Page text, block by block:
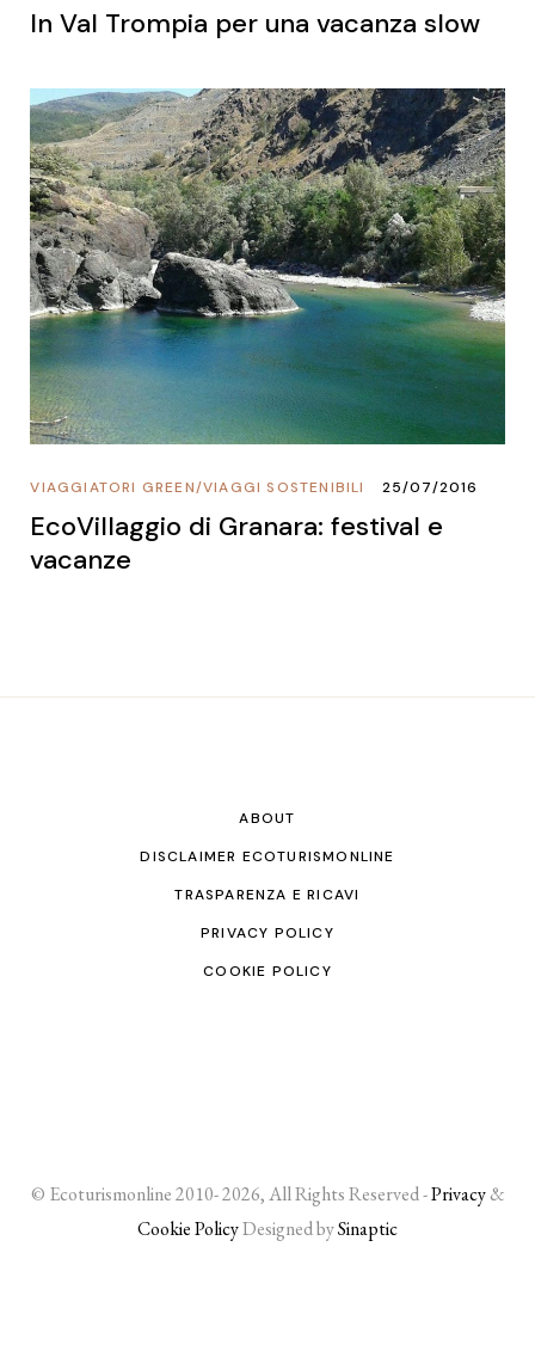
In Val Trompia per una vacanza slow
VIAGGI SOSTENIBILI
/
VIAGGIATORI GREEN 25/07/2016
EcoVillaggio di Granara: festival e
vacanze
ABOUT
DISCLAIMER ECOTURISMONLINE
TRASPARENZA E RICAVI
PRIVACY POLICY
COOKIE POLICY
© Ecoturismonline 2010- 2026, All Rights Reserved -Privacy&
Cookie PolicyDesigned bySinaptic